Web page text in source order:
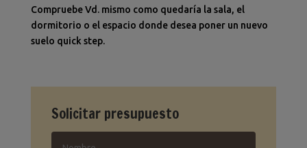
Compruebe Vd. mismo como quedaría la sala, el
dormitorio o el espacio donde desea poner un nuevo
suelo quick step.
Solicitar presupuesto